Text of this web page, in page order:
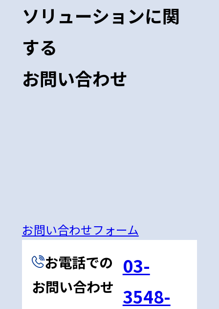
ソリューションに関
する
お問い合わせ
お問い合わせフォーム
お電話での
お問い合わせ
03-
3548-